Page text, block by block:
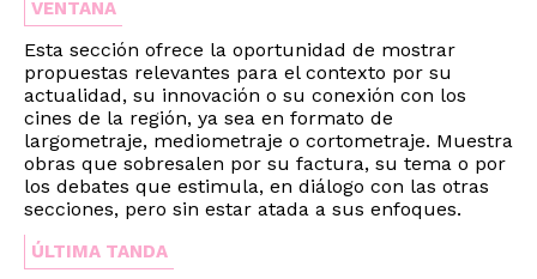
VENTANA
Esta sección ofrece la oportunidad de mostrar
propuestas relevantes para el contexto por su
actualidad, su innovación o su conexión con los
cines de la región, ya sea en formato de
largometraje, mediometraje o cortometraje. Muestra
obras que sobresalen por su factura, su tema o por
los debates que estimula, en diálogo con las otras
secciones, pero sin estar atada a sus enfoques.
ÚLTIMA TANDA